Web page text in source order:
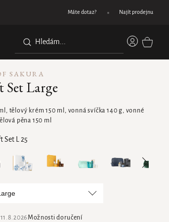
Dárek při nákupu nad 1200 Kč
Máte dotaz? Najít prodejnu
SAKURA
Set Large
11.8.2026Možnosti doručení
tělový krém 150 ml, vonná svíčka 140 g, vonné
pěna 150 ml
Set L 25